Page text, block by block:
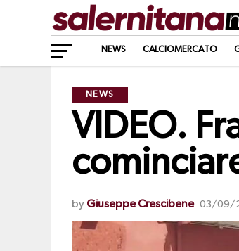
NEWS CALCIOMERCATO
NEWS
VIDEO.
by Giuseppe Crescibene 03/09/